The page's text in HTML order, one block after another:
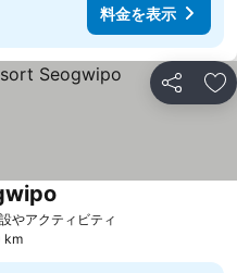
料金を表示
シェア お
やアクティビティ
km